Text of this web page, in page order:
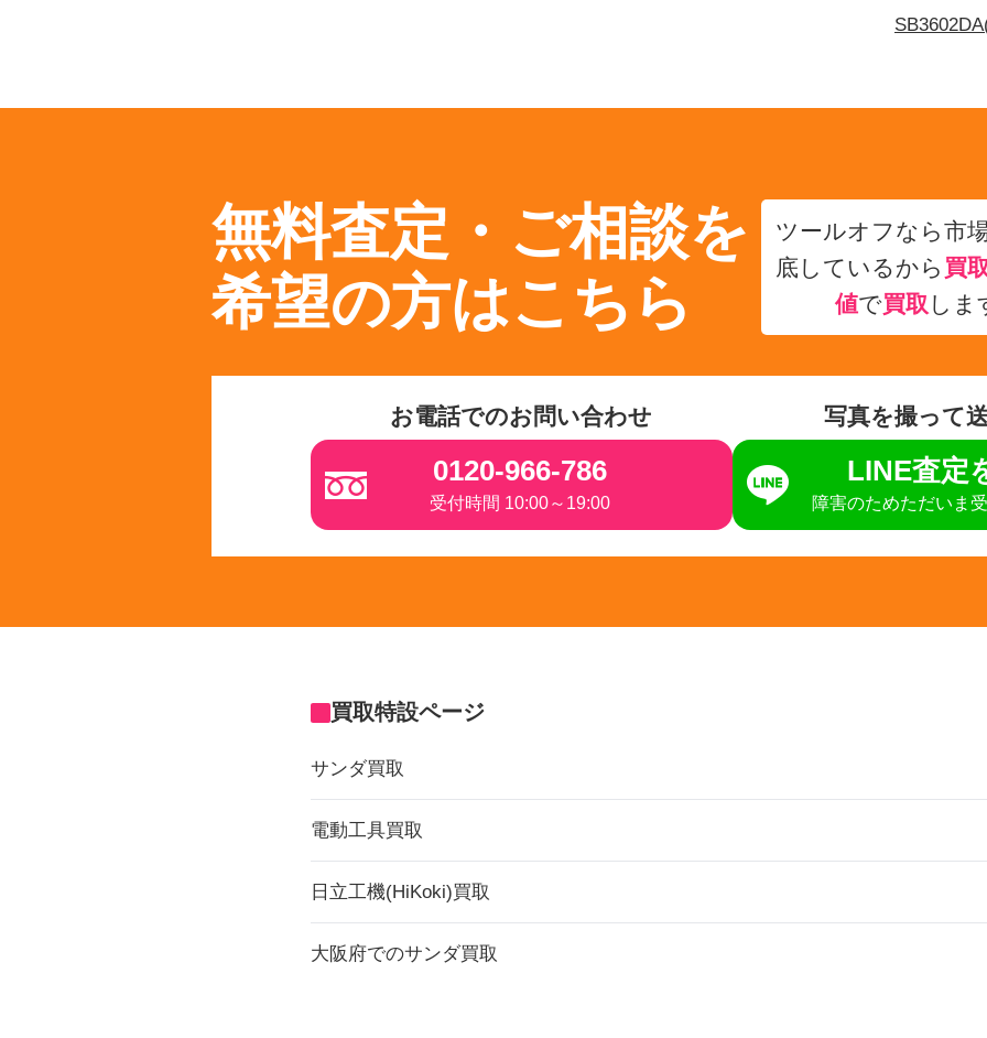
無料査定・ご相談を
希望の方はこちら
ツールオフなら市
底しているから 買
値で買取 しま
お電話でのお問い合わせ
0120-966-786
受付時間 10:00～19:00
写真を撮って
LINE査定
障害のためただいま
買取特設ページ
サンダ買取
電動工具買取
日立工機(HiKoki)買取
大阪府でのサンダ買取